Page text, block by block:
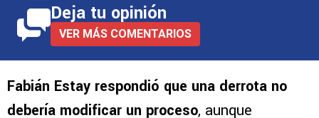
Deja tu opinión
VER MÁS COMENTARIOS
Fabián Estay respondió que una derrota no
debería modificar un proceso, aunque